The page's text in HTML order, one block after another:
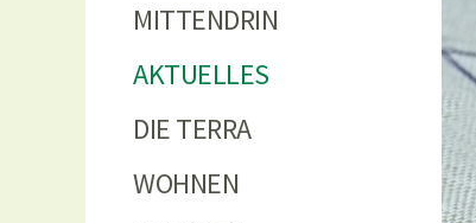
MITTENDRIN
AKTUELLES
DIE TERRA
WOHNEN